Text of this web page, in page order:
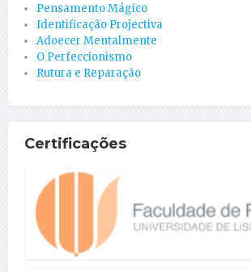
Pensamento Mágico
Identificação Projectiva
Adoecer Mentalmente
O Perfeccionismo
Rutura e Reparação
Certificações